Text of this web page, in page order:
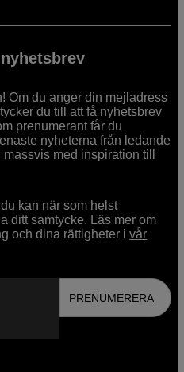
Om du anger din mejladress
du till att få nyhetsbrev
prenumerant får du
nyheterna från ledande
med inspiration till
kan när som helst
ditt samtycke. Läs mer om
och dina rättigheter ivår
PRENUMERERA